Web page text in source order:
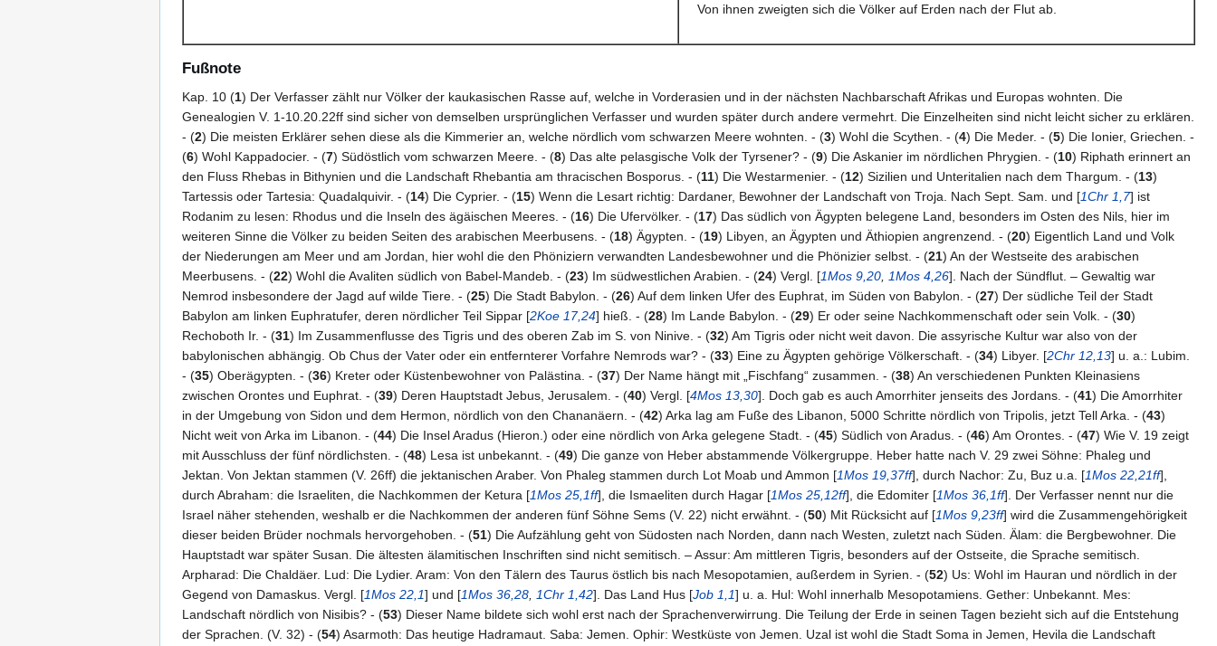
Von ihnen zweigten sich die Völker auf Erden nach der Flut ab.
Fußnote
Kap. 10 (1) Der Verfasser zählt nur Völker der kaukasischen Rasse auf, welche in Vorderasien und in der nächsten Nachbarschaft Afrikas und Europas wohnten. Die
Genealogien V. 1-10.20.22ff sind sicher von demselben ursprünglichen Verfasser und wurden später durch andere vermehrt. Die Einzelheiten sind nicht leicht sicher zu erklären.
- (2) Die meisten Erklärer sehen diese als die Kimmerier an, welche nördlich vom schwarzen Meere wohnten. - (3) Wohl die Scythen. - (4) Die Meder. - (5) Die Ionier, Griechen. -
(6) Wohl Kappadocier. - (7) Südöstlich vom schwarzen Meere. - (8) Das alte pelasgische Volk der Tyrsener? - (9) Die Askanier im nördlichen Phrygien. - (10) Riphath erinnert an
den Fluss Rhebas in Bithynien und die Landschaft Rhebantia am thracischen Bosporus. - (11) Die Westarmenier. - (12) Sizilien und Unteritalien nach dem Thargum. - (13)
Tartessis oder Tartesia: Quadalquivir. - (14) Die Cyprier. - (15) Wenn die Lesart richtig: Dardaner, Bewohner der Landschaft von Troja. Nach Sept. Sam. und [1Chr 1,7] ist
Rodanim zu lesen: Rhodus und die Inseln des ägäischen Meeres. - (16) Die Ufervölker. - (17) Das südlich von Ägypten belegene Land, besonders im Osten des Nils, hier im
weiteren Sinne die Völker zu beiden Seiten des arabischen Meerbusens. - (18) Ägypten. - (19) Libyen, an Ägypten und Äthiopien angrenzend. - (20) Eigentlich Land und Volk
der Niederungen am Meer und am Jordan, hier wohl die den Phöniziern verwandten Landesbewohner und die Phönizier selbst. - (21) An der Westseite des arabischen
Meerbusens. - (22) Wohl die Avaliten südlich von Babel-Mandeb. - (23) Im südwestlichen Arabien. - (24) Vergl. [1Mos 9,20 1Mos 4,26]. Nach der Sündflut. – Gewaltig war
Nemrod insbesondere der Jagd auf wilde Tiere. - (25) Die Stadt Babylon. - (26) Auf dem linken Ufer des Euphrat, im Süden von Babylon. - (27) Der südliche Teil der Stadt
Babylon am linken Euphratufer, deren nördlicher Teil Sippar [2Koe 17,24] hieß. - (28) Im Lande Babylon. - (29) Er oder seine Nachkommenschaft oder sein Volk. - (30)
Rechoboth Ir. - (31) Im Zusammenflusse des Tigris und des oberen Zab im S. von Ninive. - (32) Am Tigris oder nicht weit davon. Die assyrische Kultur war also von der
babylonischen abhängig. Ob Chus der Vater oder ein entfernterer Vorfahre Nemrods war? - (33) Eine zu Ägypten gehörige Völkerschaft. - (34) Libyer. [2Chr 12,13] u. a.: Lubim.
- (35) Oberägypten. - (36) Kreter oder Küstenbewohner von Palästina. - (37) Der Name hängt mit „Fischfang“ zusammen. - (38) An verschiedenen Punkten Kleinasiens
zwischen Orontes und Euphrat. - (39) Deren Hauptstadt Jebus, Jerusalem. - (40) Vergl. [4Mos 13,30]. Doch gab es auch Amorrhiter jenseits des Jordans. - (41) Die Amorrhiter
in der Umgebung von Sidon und dem Hermon, nördlich von den Chananäern. - (42) Arka lag am Fuße des Libanon, 5000 Schritte nördlich von Tripolis, jetzt Tell Arka. - (43)
Nicht weit von Arka im Libanon. - (44) Die Insel Aradus (Hieron.) oder eine nördlich von Arka gelegene Stadt. - (45) Südlich von Aradus. - (46) Am Orontes. - (47) Wie V. 19 zeigt
mit Ausschluss der fünf nördlichsten. - (48) Lesa ist unbekannt. - (49) Die ganze von Heber abstammende Völkergruppe. Heber hatte nach V. 29 zwei Söhne: Phaleg und
Jektan. Von Jektan stammen (V. 26ff) die jektanischen Araber. Von Phaleg stammen durch Lot Moab und Ammon [1Mos 19,37ff], durch Nachor: Zu, Buz u.a. [1Mos 22,21ff],
durch Abraham: die Israeliten, die Nachkommen der Ketura [1Mos 25,1ff], die Ismaeliten durch Hagar [1Mos 25,12ff], die Edomiter [1Mos 36,1ff]. Der Verfasser nennt nur die
Israel näher stehenden, weshalb er die Nachkommen der anderen fünf Söhne Sems (V. 22) nicht erwähnt. - (50) Mit Rücksicht auf [1Mos 9,23ff] wird die Zusammengehörigkeit
dieser beiden Brüder nochmals hervorgehoben. - (51) Die Aufzählung geht von Südosten nach Norden, dann nach Westen, zuletzt nach Süden. Älam: die Bergbewohner. Die
Hauptstadt war später Susan. Die ältesten älamitischen Inschriften sind nicht semitisch. – Assur: Am mittleren Tigris, besonders auf der Ostseite, die Sprache semitisch.
Arpharad: Die Chaldäer. Lud: Die Lydier. Aram: Von den Tälern des Taurus östlich bis nach Mesopotamien, außerdem in Syrien. - (52) Us: Wohl im Hauran und nördlich in der
Gegend von Damaskus. Vergl. [1Mos 22,1] und [1Mos 36,28 1Chr 1,42]. Das Land Hus [Job 1,1] u. a. Hul: Wohl innerhalb Mesopotamiens. Gether: Unbekannt. Mes:
Landschaft nördlich von Nisibis? - (53) Dieser Name bildete sich wohl erst nach der Sprachenverwirrung. Die Teilung der Erde in seinen Tagen bezieht sich auf die Entstehung
der Sprachen. (V. 32) - (54) Asarmoth: Das heutige Hadramaut. Saba: Jemen. Ophir: Westküste von Jemen. Uzal ist wohl die Stadt Soma in Jemen, Hevila die Landschaft